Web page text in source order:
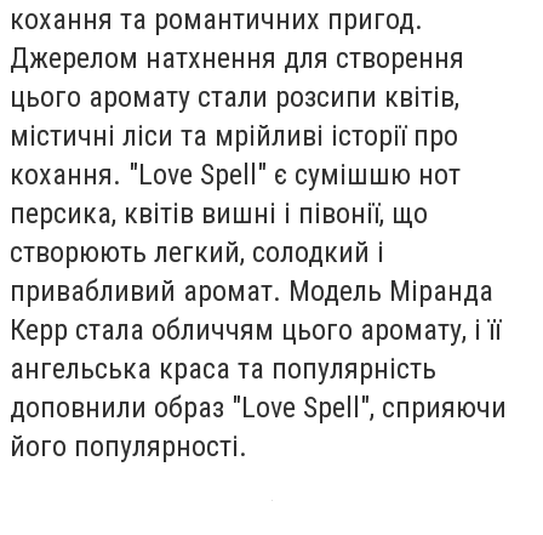
кохання та романтичних пригод.
Джерелом натхнення для створення
цього аромату стали розсипи квітів,
містичні ліси та мрійливі історії про
кохання. "Love Spell" є сумішшю нот
персика, квітів вишні і півонії, що
створюють легкий, солодкий і
привабливий аромат. Модель Міранда
Керр стала обличчям цього аромату, і її
ангельська краса та популярність
доповнили образ "Love Spell", сприяючи
його популярності.